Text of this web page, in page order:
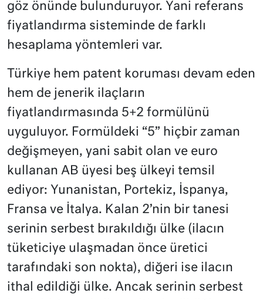
göz önünde bulunduruyor. Yani referans
fiyatlandırma sisteminde de farklı
hesaplama yöntemleri var.
Türkiye hem patent koruması devam eden
hem de jenerik ilaçların
fiyatlandırmasında 5+2 formülünü
uyguluyor. Formüldeki “5” hiçbir zaman
değişmeyen, yani sabit olan ve euro
kullanan AB üyesi beş ülkeyi temsil
ediyor: Yunanistan, Portekiz, İspanya,
Fransa ve İtalya. Kalan 2’nin bir tanesi
serinin serbest bırakıldığı ülke (ilacın
tüketiciye ulaşmadan önce üretici
tarafındaki son nokta), diğeri ise ilacın
ithal edildiği ülke. Ancak serinin serbest